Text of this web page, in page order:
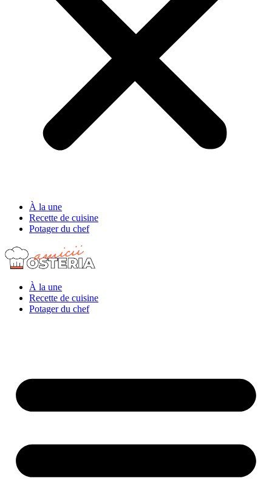
À la une
Recette de cuisine
Potager du chef
À la une
Recette de cuisine
Potager du chef